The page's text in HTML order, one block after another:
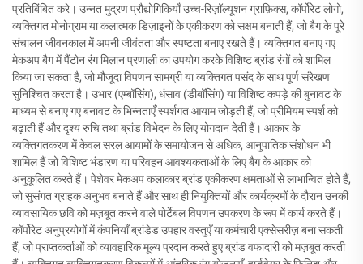
प्रतिबिंबित करे। उन्नत मुद्रण प्रौद्योगिकियाँ उच्च-रिज़ॉल्यूशन ग्राफ़िक्स, कॉर्पोरेट लोगो,
व्यक्तिगत मोनोग्राम या कलात्मक डिज़ाइनों के एकीकरण को सक्षम बनाती हैं, जो बैग के पूरे
संचालन जीवनकाल में अपनी जीवंतता और स्पष्टता बनाए रखते हैं। व्यक्तिगत बनाए गए
मेकअप बैग में पैंटोन रंग मिलान प्रणाली का उपयोग करके विशिष्ट ब्रांड रंगों को शामिल
किया जा सकता है, जो मौजूदा विपणन सामग्री या व्यक्तिगत पसंद के साथ पूर्ण संरेखण
सुनिश्चित करता है। उभार (एम्बॉसिंग), धंसाव (डीबॉसिंग) या विशिष्ट कपड़े की बुनावट के
माध्यम से बनाए गए बनावट के भिन्नताएँ स्पर्शगत आयाम जोड़ती हैं, जो प्रीमियम स्पर्श को
बढ़ाती हैं और दृश्य रुचि तथा ब्रांड विभेदन के लिए योगदान देती हैं। आकार के
व्यक्तिगतकरण में केवल सरल आयामों के समायोजन से अधिक, आनुपातिक संशोधन भी
शामिल हैं जो विशिष्ट भंडारण या परिवहन आवश्यकताओं के लिए बैग के आकार को
अनुकूलित करते हैं। पेशेवर मेकअप कलाकार ब्रांड एकीकरण क्षमताओं से लाभान्वित होते हैं,
जो सुसंगत ग्राहक अनुभव बनाते हैं और साथ ही नियुक्तियों और कार्यक्रमों के दौरान उनकी
व्यावसायिक छवि को मज़बूत करने वाले पोर्टेबल विपणन उपकरण के रूप में कार्य करते हैं।
कॉर्पोरेट अनुप्रयोगों में कंपनियाँ ब्रांडेड उपहार वस्तुएँ या कर्मचारी एक्सेसरीज़ बना सकती
हैं, जो प्राप्तकर्ताओं को व्यावहारिक मूल्य प्रदान करते हुए ब्रांड वफादारी को मज़बूत करती